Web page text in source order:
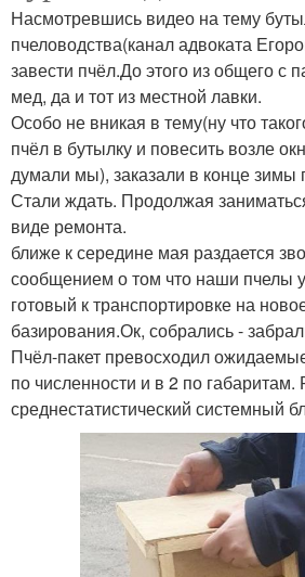
Насмотревшись видео на тему
пчеловодства(канал адвоката
завести пчёл.До этого из общего с
мед, да и тот из местной лавки.
Особо не вникая в тему(ну что
пчёл в бутылку и повесить возле
думали мы), заказали в конце зимы
Стали ждать. Продолжая
виде ремонта.
ближе к середине мая раздается
сообщением о том что наши пчелы
готовый к транспортировке на
базирования.Ок, собрались -
Пчёл-пакет превосходил
по численности и в 2 по
среднестатистический системный